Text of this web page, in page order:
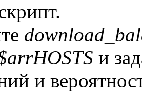
и
и